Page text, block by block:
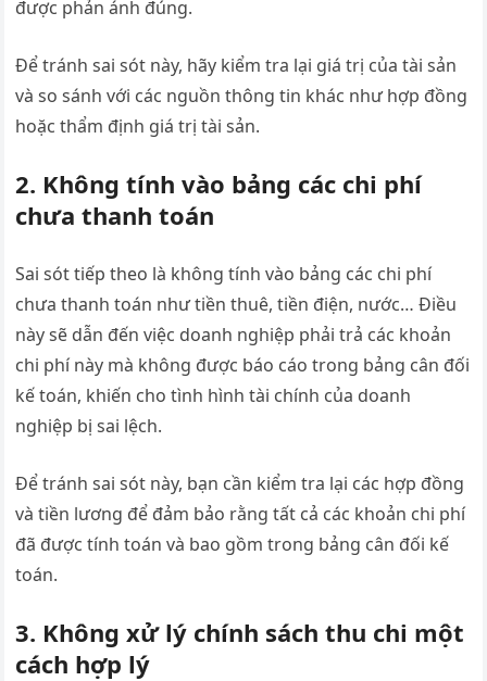
được phản ánh đúng.
Để tránh sai sót này, hãy kiểm tra lại giá trị của tài sản
và so sánh với các nguồn thông tin khác như hợp đồng
hoặc thẩm định giá trị tài sản.
2. Không tính vào bảng các chi phí
chưa thanh toán
Sai sót tiếp theo là không tính vào bảng các chi phí
chưa thanh toán như tiền thuê, tiền điện, nước… Điều
này sẽ dẫn đến việc doanh nghiệp phải trả các khoản
chi phí này mà không được báo cáo trong bảng cân đối
kế toán, khiến cho tình hình tài chính của doanh
nghiệp bị sai lệch.
Để tránh sai sót này, bạn cần kiểm tra lại các hợp đồng
và tiền lương để đảm bảo rằng tất cả các khoản chi phí
đã được tính toán và bao gồm trong bảng cân đối kế
toán.
3. Không xử lý chính sách thu chi một
cách hợp lý